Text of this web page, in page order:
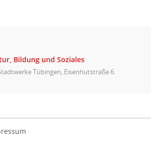
Bildung und Soziales
Tübingen, Eisenhutstraße 6